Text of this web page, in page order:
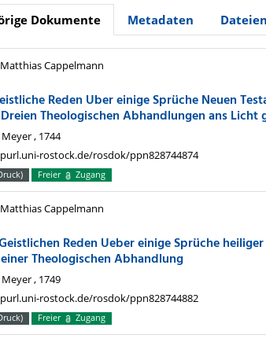
Dokumente Metadaten Dateien
Cappelmann
Reden Uber einige Sprüche Neuen
Theologischen Abhandlungen ans Licht
, 1744
rostock.de/rosdok/ppn828744874
Freier Zugang
Cappelmann
Reden Ueber einige Sprüche
Theologischen Abhandlung
, 1749
rostock.de/rosdok/ppn828744882
Freier Zugang